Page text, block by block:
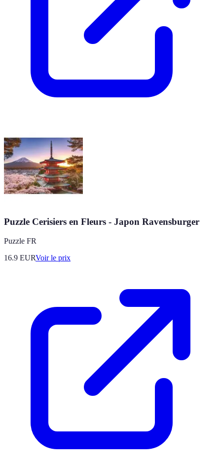
Puzzle Cerisiers en Fleurs - Japon Ravensburger
Puzzle FR
16.9 EURVoir le prix